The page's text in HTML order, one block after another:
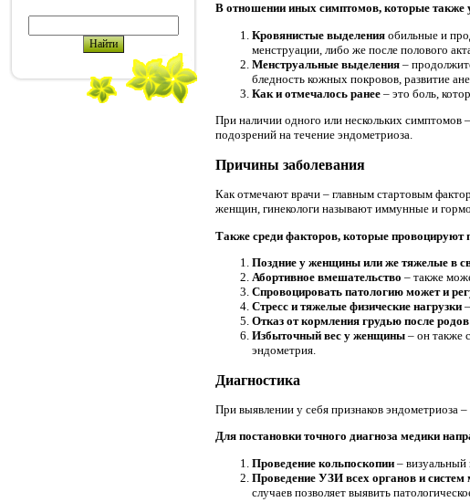
В отношении иных симптомов, которые также
Кровянистые выделения обильные и
менструации, либо же после полового
Менструальные выделения –
бледность кожных покровов, развитие
Как и отмечалось ранее – это боль,
При наличии одного или нескольких симптомов
подозрений на течение эндометриоза.
Причины заболевания
Как отмечают врачи – главным стартовым
женщин, гинекологи называют иммунные и
Также среди факторов, которые провоцируют
Поздние у женщины или же тяжелые в
Абортивное вмешательство – также
Спровоцировать патологию может и
Стресс и тяжелые физические нагрузки
Отказ от кормления грудью после родов
Избыточный вес у женщины – он также
эндометрия.
Диагностика
При выявлении у себя признаков эндометриоза
Для постановки точного диагноза медики
Проведение кольпоскопии – визуальный
Проведение УЗИ всех органов и систем
случаев позволяет выявить